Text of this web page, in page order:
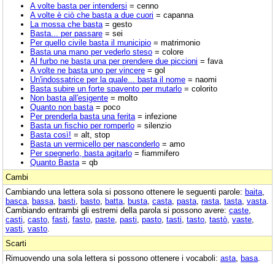
A volte basta per intendersi = cenno
A volte è ciò che basta a due cuori = capanna
La mossa che basta = gesto
Basta... per passare = sei
Per quello civile basta il municipio = matrimonio
Basta una mano per vederlo steso = colore
Al furbo ne basta una per prendere due piccioni = fava
A volte ne basta uno per vincere = gol
Un'indossatrice per la quale... basta il nome = naomi
Basta subire un forte spavento per mutarlo = colorito
Non basta all'esigente = molto
Quanto non basta = poco
Per prenderla basta una ferita = infezione
Basta un fischio per romperlo = silenzio
Basta così! = alt, stop
Basta un vermicello per nasconderlo = amo
Per spegnerlo, basta agitarlo = fiammifero
Quanto Basta = qb
Cambi
Cambiando una lettera sola si possono ottenere le seguenti parole: baita
basca bassa basti basto batta busta casta pasta rasta tasta vasta
Cambiando entrambi gli estremi della parola si possono avere: caste
casti casto fasti fasto paste pasti pasto tasti tasto tastò vaste
vasti vasto
Scarti
Rimuovendo una sola lettera si possono ottenere i vocaboli: asta basa